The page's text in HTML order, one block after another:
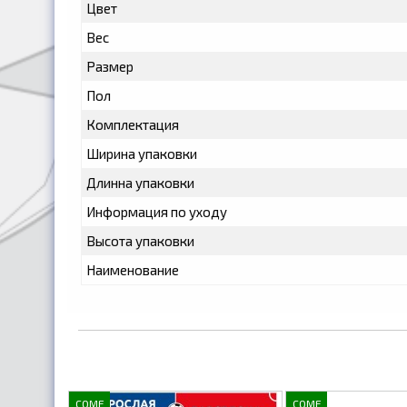
Цвет
Вес
Размер
Пол
Комплектация
Ширина упаковки
Длинна упаковки
Информация по уходу
Высота упаковки
Наименование
COME COME